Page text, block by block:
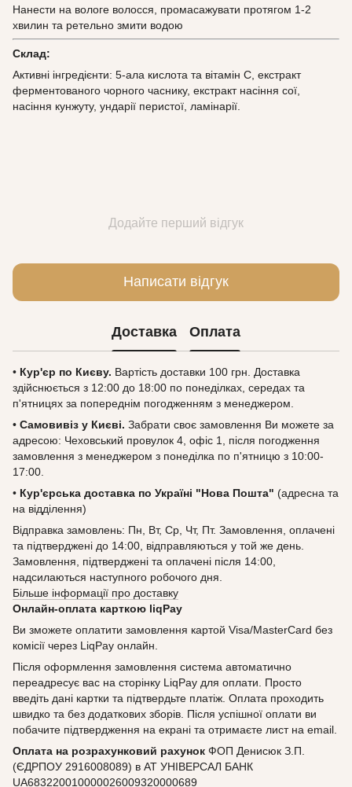
Нанести на вологе волосся, промасажувати протягом 1-2
хвилин та ретельно змити водою
Склад:
Активні інгредієнти: 5-ала кислота та вітамін С, екстракт
ферментованого чорного часнику, екстракт насіння сої,
насіння кунжуту, ундарії перистої, ламінарії.
Додайте перший відгук
Написати відгук
Доставка Оплата
• Кур'єр по Києву. Вартість доставки 100 грн. Доставка
здійснюється з 12:00 до 18:00 по понеділках, середах та
п'ятницях за попереднім погодженням з менеджером.
• Самовивіз у Києві. Забрати своє замовлення Ви можете за
адресою: Чеховський провулок 4, офіс 1, після погодження
замовлення з менеджером з понеділка по п'ятницю з 10:00-
17:00.
• Кур'єрська доставка по Україні "Нова Пошта" (адресна та
на відділення)
Відправка замовлень: Пн, Вт, Ср, Чт, Пт. Замовлення, оплачені
та підтверджені до 14:00, відправляються у той же день.
Замовлення, підтверджені та оплачені після 14:00,
надсилаються наступного робочого дня.
Більше інформації про доставку
Онлайн-оплата карткою liqPay
Ви зможете оплатити замовлення картой Visa/MasterCard без
комісії через LiqPay онлайн.
Після оформлення замовлення система автоматично
переадресує вас на сторінку LiqPay для оплати. Просто
введіть дані картки та підтвердьте платіж. Оплата проходить
швидко та без додаткових зборів. Після успішної оплати ви
побачите підтвердження на екрані та отримаєте лист на email.
Оплата на розрахунковий рахунок ФОП Денисюк З.П.
(ЄДРПОУ 2916008089) в АТ УНІВЕРСАЛ БАНК
UA683220010000026009320000689